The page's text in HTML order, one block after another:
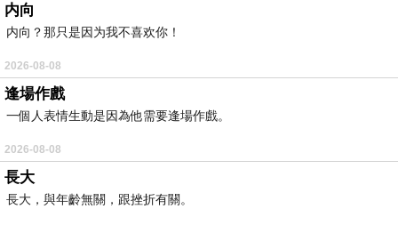
内向
内向？那只是因为我不喜欢你！
2026-08-08
逢場作戲
一個人表情生動是因為他需要逢場作戲。
2026-08-08
長大
長大，與年齡無關，跟挫折有關。